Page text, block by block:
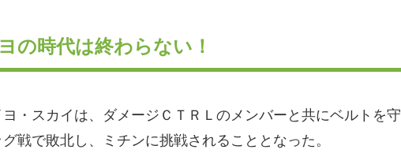
の時代は終わらない！
・スカイは、ダメージＣＴＲＬのメンバーと共にベルトを守
戦で敗北し、ミチンに挑戦されることとなった。